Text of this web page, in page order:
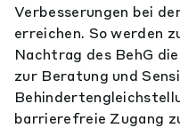
Verbesserungen bei
erreichen. So werden
Nachtrag des BehG
zur Beratung und
barrierefreie Zugang